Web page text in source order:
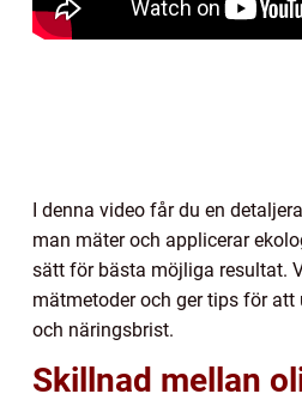
I denna video får du en
man mäter och applicerar
sätt för bästa möjliga resultat.
mätmetoder och ger tips för att
och näringsbrist.
Skillnad mellan